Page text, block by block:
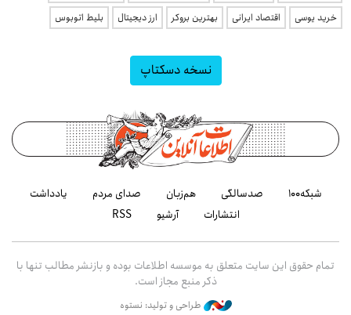
خرید یوسی
اقتصاد ایرانی بهترین بروکر ارز دیجیتال بلیط اتوبوس
نسخه دسکتاپ
شبکه۱۰۰ صدسالگی هم‌زبان صدای مردم
یادداشت
انتشارات
آرشیو RSS
تمام حقوق این سایت متعلق به موسسه اطلاعات بوده و بازنشر مطالب تنها با
ذکر منبع مجاز است.
طراحی و تولید: نستوه